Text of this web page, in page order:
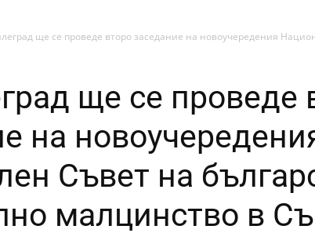
ще се проведе второ заседание на новоучередения
ще се проведе
на
Съвет на
малцинство в